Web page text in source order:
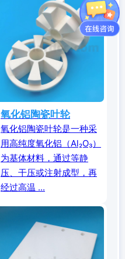
氧化铝陶瓷叶轮
氧化铝陶瓷叶轮是一种采
用高纯度氧化铝（Al₂O₃）
为基体材料，通过等静
压、干压或注射成型，再
经过高温 ...